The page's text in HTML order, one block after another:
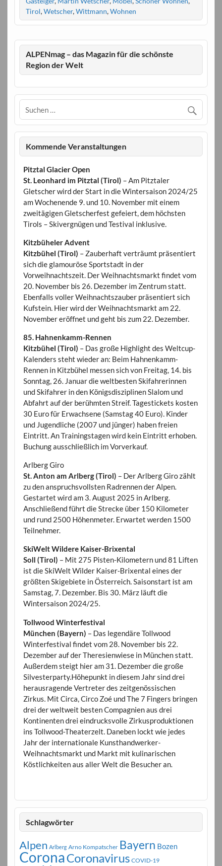
Tirol,Wetscher,Wittmann,Wohnen
ALPENmag – das Magazin für die schönste
Region der Welt
Kommende Veranstaltungen
Pitztal Glacier Open
St. Leonhard im Pitztal (Tirol) – Am Pitztaler
Gletscher wird der Start in die Wintersaison 2024/25
am Wochenende 9. und 10. November mit einem
zweitägigen Gletscherfest gefeiert, dem höchsten
Tirols – Skivergnügen und Testival inklusive.
Kitzbüheler Advent
Kitzbühel (Tirol) – Zauberhaft verträumt präsentiert
sich die glamouröse Sportstadt in der
Vorweihnachtszeit. Der Weihnachtsmarkt findet vom
20. November bis 26. Dezember im Zentrum statt.
Ebenfalls voller Weihnachtszauber präsentiert sich
Kufstein. Hier wird der Weihnachtsmarkt am 22.
November eröffnet und geht bis zum 22. Dezember.
85. Hahnenkamm-Rennen
Kitzbühel (Tirol) – Das große Highlight des Weltcup-
Kalenders steht wieder an: Beim Hahnenkamm-
Rennen in Kitzbühel messen sich von Freitag, 14. bis
Sonntag, 26. Januar die weltbesten Skifahrerinnen
und Skifahrer in den Königsdisziplinen Slalom und
Abfahrt auf der berühmten Streif. Tagestickets kosten
30 Euro für Erwachsene (Samstag 40 Euro). Kinder
und Jugendliche (2007 und jünger) haben freien
Eintritt. An Trainingstagen wird kein Eintritt erhoben.
Buchung ausschließlich im Vorverkauf.
Arlberg Giro
St. Anton am Arlberg (Tirol) – Der Arlberg Giro zählt
zu den anspruchsvollsten Radrennen der Alpen.
Gestartet wird am 3. August 2025 in Arlberg.
Anschließend führt die Strecke über 150 Kilometer
und rund 2500 Höhenmeter. Erwartet werden 1500
Teilnehmer.
SkiWelt Wildere Kaiser-Brixental
Soll (Tirol) – Mit 275 Pisten-Kilometern und 81 Liften
ist die SkiWelt Wilder Kaiser-Brixental eines der
größten Skigebiete in Österreich. Saisonstart ist am
Samstag, 7. Dezember. Bis 30. März läuft die
Wintersaison 2024/25.
Tollwood Winterfestival
München (Bayern) – Das legendäre Tollwood
Winterfestival findet vom 28. November bis 22.
Dezember auf der Theresienwiese in München statt.
Außerdem steigt hier am 31. Dezember die große
Silvesterparty.Höhepunkt in diesem Jahr sind drei
herausragende Vertreter des zeitgenössischen
Zirkus. Mit Circa, Circo Zoé und The 7 Fingers bringen
drei der weltweit besten Compagnien aus drei
Kontinenten drei eindrucksvolle Zirkusproduktionen
ins Tollwood-Theaterzelt. Daneben lockt wie jedes
Jahr der internationale Kunsthandwerker-
Weihnachtsmarkt und Markt mit kulinarischen
Köstlichkeiten aus aller Welt die Besucher an.
Schlagwörter
Alpen Arlberg Arno Kompatscher Bayern Bozen
CoronaCoronavirus COVID-19